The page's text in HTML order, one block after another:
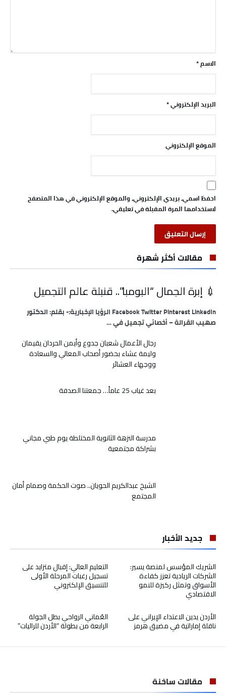
الاسم*
البريد الإلكتروني*
الموقع الإلكتروني
احفظ اسمي، بريدي الإلكتروني، والموقع الإلكتروني في هذا المتصفح
لاستخدامها المرة المقبلة في تعليقي.
مقالات أكثر شهرة
💉 إبرة الجمال “البومبا”.. قنبلة عالم التجميل
Facebook Twitter Pinterest LinkedIn الرؤيا الإخبارية:- بقلم: الدكتور
صهيب القرالة – أخصائي تجميل في …
رجال الأعمال شعبان جدوع وأيمن الحردان يقيمان
وليمة عشاء بحضور أصحاب المعالي والسعادة
ووجهاء العشائر
بعد غياب 25 عاماً… جمعتنا الصدفة
مدرسة النزهة الثانوية المختلطة يوم طبي مجاني
بشراكة مجتمعية
الشيخ عبدالكريم الحويان.. صوت الحكمة وصمام أمان
المجتمع
جديد الأخبار
التعليم العالي: إقبال متزايد على
تسجيل رغبات المرحلة الأولى
للتنسيق الإلكتروني
الشريك المؤسس لمنصة يسير:
الشركات الريادية تعزز كفاءة
الأسواق وتمثل ركيزة للنمو
الاقتصادي
العُماني الرواحي بطل الجولة
الرابعة من بطولة “الأردن للراليات”
الأردن يدين الاعتداء الإيراني على
ناقلة إماراتية في مضيق هرمز
مقالات ساخنة